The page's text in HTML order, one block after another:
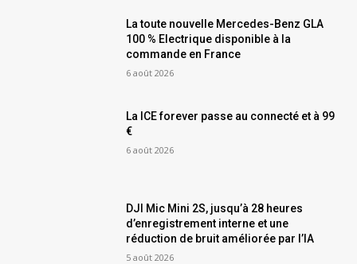
La toute nouvelle Mercedes-Benz GLA
100 % Electrique disponible à la
commande en France
6 août 2026
La ICE forever passe au connecté et à 99
€
6 août 2026
DJI Mic Mini 2S, jusqu’à 28 heures
d’enregistrement interne et une
réduction de bruit améliorée par l’IA
5 août 2026